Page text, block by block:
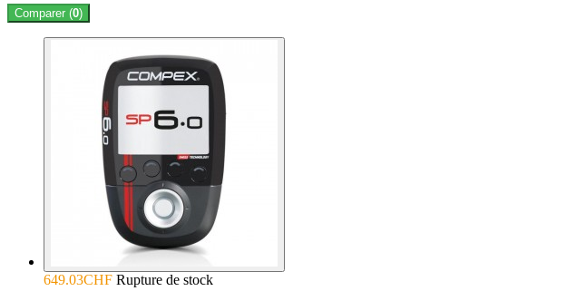
Comparer (0)
649.03CHF Rupture de stock